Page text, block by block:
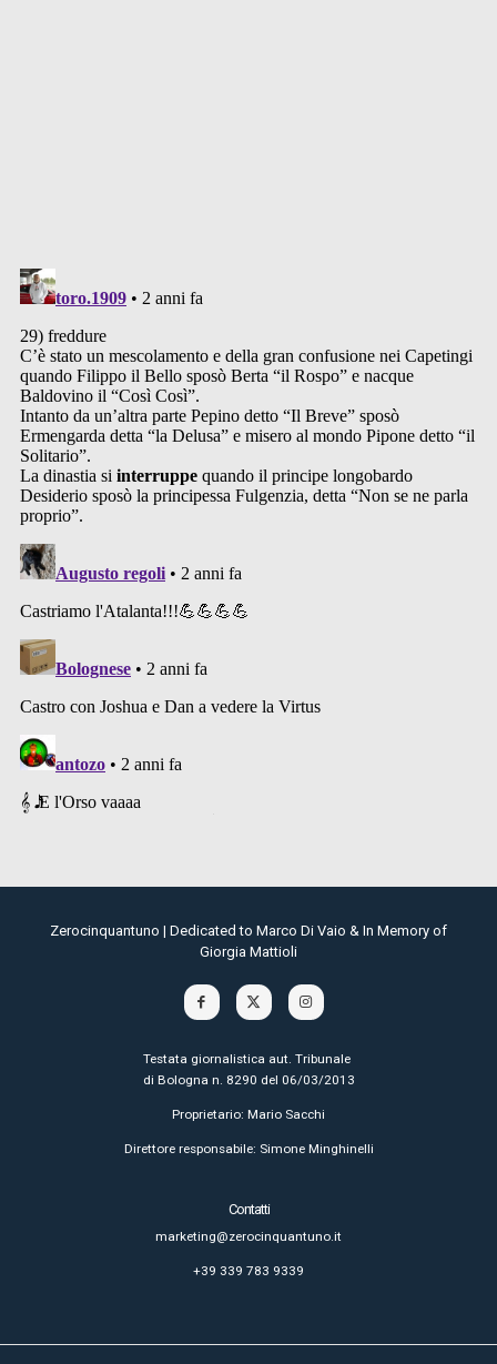
Zerocinquantuno | Dedicated to Marco Di Vaio & In Memory of
Giorgia Mattioli
Testata giornalistica aut. Tribunale
di Bologna n. 8290 del 06/03/2013
Proprietario: Mario Sacchi
Direttore responsabile: Simone Minghinelli
Contatti
marketing@zerocinquantuno.it
+39 339 783 9339